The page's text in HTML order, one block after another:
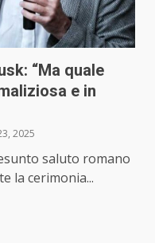
“Ma quale
e in
2025
saluto romano
la cerimonia...